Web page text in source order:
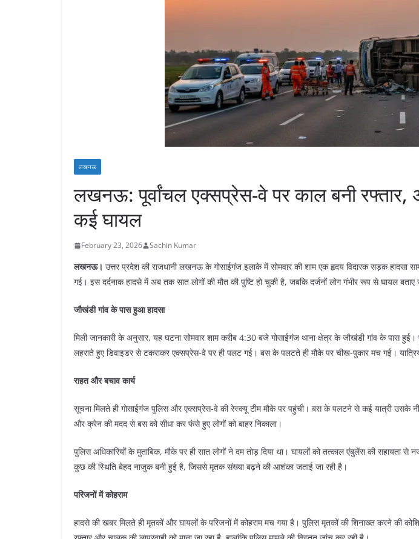
लखनऊ
​लखनऊ: पूर्वांचल एक्सप्रेस-वे पर काल बनी रफ्तार,
कई घायल
February 23, 2026 Sachin Kumar
लखनऊ। उत्तर प्रदेश की राजधानी लखनऊ के गोसाईगंज इलाके में सोमवार की शाम एक हृदय विदारक सड़क
गई। इस दर्दनाक हादसे में अब तक सात लोगों की मौत की पुष्टि हो चुकी है, जबकि दर्जनों लोग गंभीर रूप से घायल बताए
जौखंडी गांव के पास हुआ हादसा
​मिली जानकारी के अनुसार, यह घटना सोमवार शाम करीब 4:30 बजे गोसाईगंज थाना क्षेत्र के जौखंडी गांव के पास
लहराते हुए डिवाइडर से टकराकर एक्सप्रेस-वे पर ही पलट गई। बस के पलटते ही मौके पर चीख-पुकार मच गई।
राहत और बचाव कार्य
​सूचना मिलते ही गोसाईगंज पुलिस और एक्सप्रेस-वे की रेस्क्यू टीम मौके पर पहुंची। बस के पलटने से कई यात्री उसके
और क्रेन की मदद से बस को सीधा कर फंसे हुए लोगों को बाहर निकाला।
​पुलिस अधिकारियों के मुताबिक, मौके पर ही सात लोगों ने दम तोड़ दिया था। घायलों को तत्काल एंबुलेंस की सहायता से
कुछ की स्थिति बेहद नाजुक बनी हुई है, जिससे मृतक संख्या बढ़ने की आशंका जताई जा रही है।
परिजनों में कोहराम
​हादसे की खबर मिलते ही मृतकों और घायलों के परिजनों में कोहराम मच गया है। पुलिस मृतकों की शिनाख्त करने की